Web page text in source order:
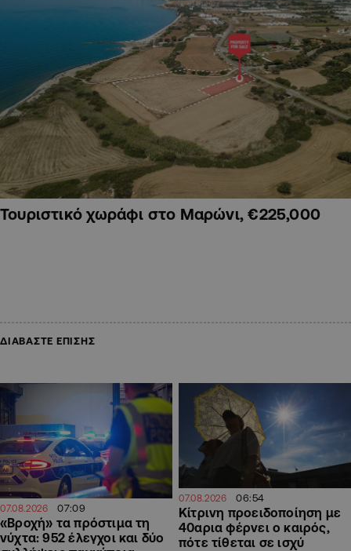
Τουριστικό χωράφι στο Μαρώνι, €225,000
ΔΙΑΒΑΣΤΕ ΕΠΙΣΗΣ
07.08.2026 07:09
«Βροχή» τα πρόστιμα τη
νύχτα: 952 έλεγχοι και δύο
07.08.2026 06:54
Κίτρινη προειδοποίηση με
40αρια φέρνει ο καιρός,
πότε τίθεται σε ισχύ